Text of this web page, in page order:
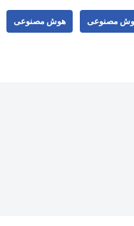
مصنوعی هوش مصنوعی